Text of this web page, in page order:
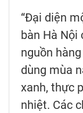
“Đại diện
bàn Hà Nội
nguồn
dùng mùa
xanh, thực
nhiệt. Các